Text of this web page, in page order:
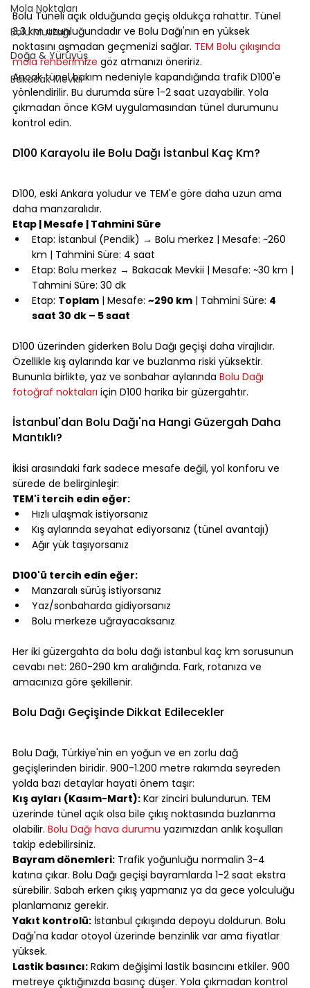
Mola Noktaları
Bolu Mutfağı
Doğa & Yürüyüş
Bakacak Mevkii
Bolu Tüneli açık olduğunda geçiş oldukça rahattır. Tünel
3,3 km uzunluğundadır ve Bolu Dağı'nın en yüksek
noktasını aşmadan geçmenizi sağlar. TEM Bolu çıkışında
mola rehberimize göz atmanızı öneririz.
Ancak tünel bakım nedeniyle kapandığında trafik D100'e
yönlendirilir. Bu durumda süre 1-2 saat uzayabilir. Yola
çıkmadan önce KGM uygulamasından tünel durumunu
kontrol edin.
D100 Karayolu ile Bolu Dağı İstanbul Kaç Km?
D100, eski Ankara yoludur ve TEM'e göre daha uzun ama
daha manzaralıdır.
Etap | Mesafe | Tahmini Süre
Etap: İstanbul (Pendik) → Bolu merkez | Mesafe: ~260
km | Tahmini Süre: 4 saat
Etap: Bolu merkez → Bakacak Mevkii | Mesafe: ~30 km |
Tahmini Süre: 30 dk
Etap: Toplam | Mesafe: ~290 km | Tahmini Süre: 4
saat 30 dk – 5 saat
D100 üzerinden giderken Bolu Dağı geçişi daha virajlıdır.
Özellikle kış aylarında kar ve buzlanma riski yüksektir.
Bununla birlikte, yaz ve sonbahar aylarında Bolu Dağı
fotoğraf noktaları için D100 harika bir güzergahtır.
İstanbul'dan Bolu Dağı'na Hangi Güzergah Daha
Mantıklı?
İkisi arasındaki fark sadece mesafe değil, yol konforu ve
sürede de belirginleşir:
TEM'i tercih edin eğer:
Hızlı ulaşmak istiyorsanız
Kış aylarında seyahat ediyorsanız (tünel avantajı)
Ağır yük taşıyorsanız
D100'ü tercih edin eğer:
Manzaralı sürüş istiyorsanız
Yaz/sonbaharda gidiyorsanız
Bolu merkeze uğrayacaksanız
Her iki güzergahta da bolu dağı istanbul kaç km sorusunun
cevabı net: 260-290 km aralığında. Fark, rotanıza ve
amacınıza göre şekillenir.
Bolu Dağı Geçişinde Dikkat Edilecekler
Bolu Dağı, Türkiye'nin en yoğun ve en zorlu dağ
geçişlerinden biridir. 900-1.200 metre rakımda seyreden
yolda bazı detaylar hayati önem taşır:
Kış ayları (Kasım-Mart): Kar zinciri bulundurun. TEM
üzerinde tünel açık olsa bile çıkış noktasında buzlanma
olabilir. Bolu Dağı hava durumu yazımızdan anlık koşulları
takip edebilirsiniz.
Bayram dönemleri: Trafik yoğunluğu normalin 3-4
katına çıkar. Bolu Dağı geçişi bayramlarda 1-2 saat ekstra
sürebilir. Sabah erken çıkış yapmanız ya da gece yolculuğu
planlamanız gerekir.
Yakıt kontrolü: İstanbul çıkışında depoyu doldurun. Bolu
Dağı'na kadar otoyol üzerinde benzinlik var ama fiyatlar
yüksek.
Lastik basıncı: Rakım değişimi lastik basıncını etkiler. 900
metreye çıktığınızda basınç düşer. Yola çıkmadan kontrol